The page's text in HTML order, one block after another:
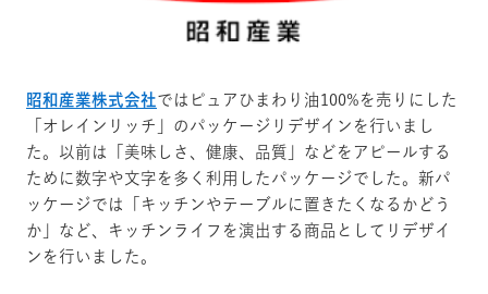
昭和産業株式会社ではピュアひまわり油100%を売りにした
「オレインリッチ」のパッケージリデザインを行いまし
た。
以前は「美味しさ、健康、品質」などをアピールする
ために数字や文字を多く利用したパッケージでした。新パ
ッケージでは「キッチンやテーブルに置きたくなるかどう
か」など、キッチンライフを演出する商品としてリデザイ
ンを行いました。